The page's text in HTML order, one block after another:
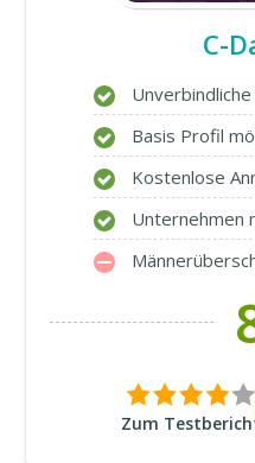
C-
Basis Profil
Kostenlose
Unternehmen
Zum